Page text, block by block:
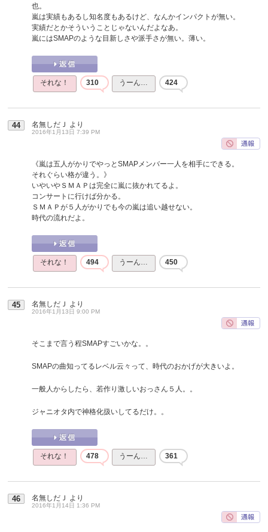
也。
嵐は実績もあるし知名度もあるけど、なんかインパクトが無い。
実績だとかそういうことじゃないんだよなあ。
嵐にはSMAPのような目新しさや派手さが無い。薄い。
それな！ 310 うーん… 424
44 名無しだＪ より
2016年1月13日 7:39 PM
《嵐は五人がかりでやっとSMAPメンバー一人を相手にできる。
それぐらい格が違う。》
いやいやＳＭＡＰは完全に嵐に抜かれてるよ。
コンサートに行けば分かる。
ＳＭＡＰが５人がかりでも今の嵐は追い越せない。
時代の流れだよ。
それな！ 494 うーん… 450
45 名無しだＪ より
2016年1月13日 9:00 PM
そこまで言う程SMAPすごいかな。。
SMAPの曲知ってるレベル云々って、時代のおかげが大きいよ。
一般人からしたら、若作り激しいおっさん５人。。
ジャニオタ内で神格化扱いしてるだけ。。
それな！ 478 うーん… 361
46 名無しだＪ より
2016年1月14日 1:36 PM